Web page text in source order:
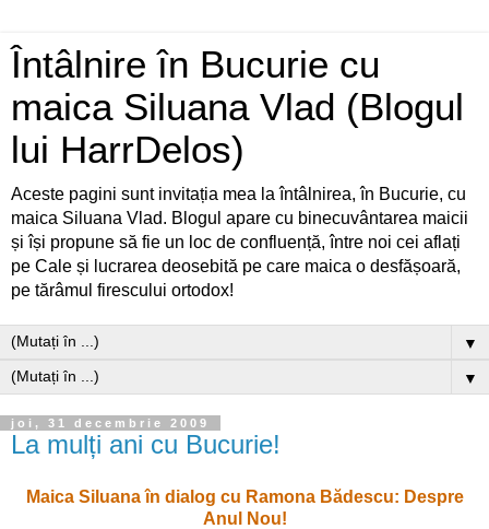
Întâlnire în Bucurie cu
maica Siluana Vlad (Blogul
lui HarrDelos)
Aceste pagini sunt invitația mea la întâlnirea, în Bucurie, cu
maica Siluana Vlad. Blogul apare cu binecuvântarea maicii
și își propune să fie un loc de confluență, între noi cei aflați
pe Cale și lucrarea deosebită pe care maica o desfășoară,
pe tărâmul firescului ortodox!
▼
▼
joi, 31 decembrie 2009
La mulți ani cu Bucurie!
Maica Siluana în dialog cu Ramona Bădescu: Despre
Anul Nou!